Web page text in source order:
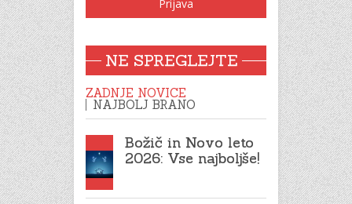
NE SPREGLEJTE
ZADNJE NOVICE
NAJBOLJ BRANO
Božič in Novo leto
2026: Vse najboljše!